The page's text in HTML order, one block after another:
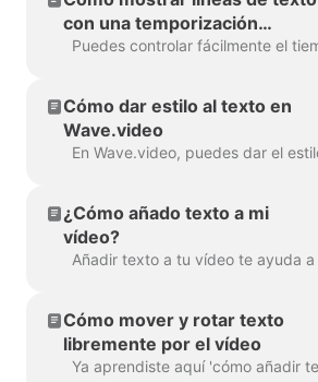
con una temporización
diferente
Cómo dar estilo al texto en
Wave.video
¿Cómo añado texto a mi
vídeo?
Cómo mover y rotar texto
libremente por el vídeo